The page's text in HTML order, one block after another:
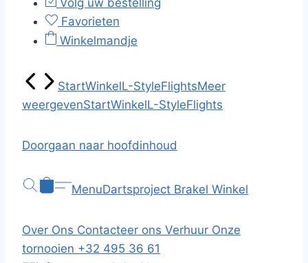
Volg uw bestelling
Favorieten
Winkelmandje
StartWinkelL-StyleFlightsMeer
weergevenStartWinkelL-StyleFlights
Doorgaan naar hoofdinhoud
MenuDartsproject Brakel Winkel
Over Ons Contacteer ons Verhuur Onze
tornooien +32 495 36 61